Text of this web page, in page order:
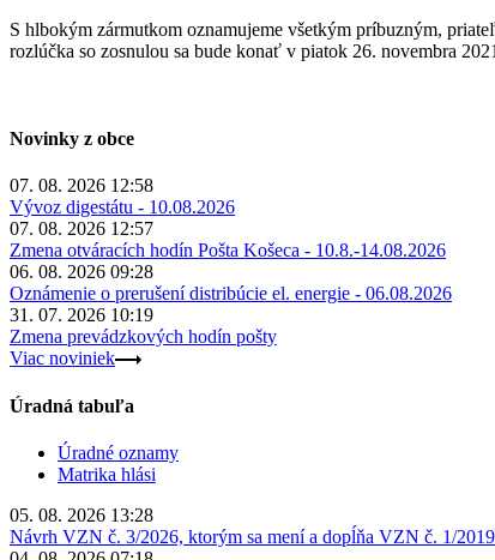
S hlbokým zármutkom oznamujeme všetkým príbuzným,
rozlúčka so zosnulou sa bude konať v piatok 26. novembra
Novinky z obce
07. 08. 2026 12:58
Vývoz digestátu - 10.08.2026
07. 08. 2026 12:57
Zmena otváracích hodín Pošta Košeca - 10.8.-14.08.2026
06. 08. 2026 09:28
Oznámenie o prerušení distribúcie el. energie - 06.08.2026
31. 07. 2026 10:19
Zmena prevádzkových hodín pošty
Viac noviniek
Úradná tabuľa
Úradné oznamy
Matrika hlási
05. 08. 2026 13:28
Návrh VZN č. 3/2026, ktorým sa mení a dopĺňa VZN č. 1/